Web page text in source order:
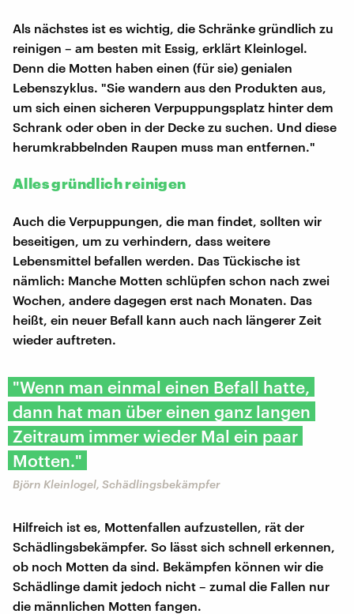
Als nächstes ist es wichtig, die Schränke gründlich zu
reinigen – am besten mit Essig, erklärt Kleinlogel.
Denn die Motten haben einen (für sie) genialen
Lebenszyklus. "Sie wandern aus den Produkten aus,
um sich einen sicheren Verpuppungsplatz hinter dem
Schrank oder oben in der Decke zu suchen. Und diese
herumkrabbelnden Raupen muss man entfernen."
Alles gründlich reinigen
Auch die Verpuppungen, die man findet, sollten wir
beseitigen, um zu verhindern, dass weitere
Lebensmittel befallen werden. Das Tückische ist
nämlich: Manche Motten schlüpfen schon nach zwei
Wochen, andere dagegen erst nach Monaten. Das
heißt, ein neuer Befall kann auch nach längerer Zeit
wieder auftreten.
"Wenn man einmal einen Befall hatte,
dann hat man über einen ganz langen
Zeitraum immer wieder Mal ein paar
Motten."
Björn Kleinlogel, Schädlingsbekämpfer
Hilfreich ist es, Mottenfallen aufzustellen, rät der
Schädlingsbekämpfer. So lässt sich schnell erkennen,
ob noch Motten da sind. Bekämpfen können wir die
Schädlinge damit jedoch nicht – zumal die Fallen nur
die männlichen Motten fangen.